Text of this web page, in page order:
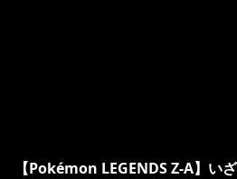
【Pokémon LEGENDS Z-A】い